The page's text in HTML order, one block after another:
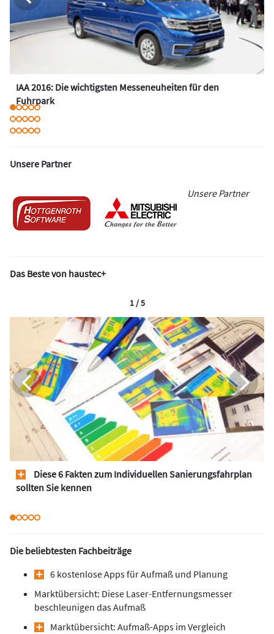
IAA 2016: Die wichtigsten Messeneuheiten für den
Fuhrpark
Unsere Partner
Unsere Partner
Das Beste von haustec+
Diese 6 Fakten zum Individuellen Sanierungsfahrplan
sollten Sie kennen
1 / 5
Die beliebtesten Fachbeiträge
6 kostenlose Apps für Aufmaß und Planung
Marktübersicht: Diese Laser-Entfernungsmesser
beschleunigen das Aufmaß
Marktübersicht: Aufmaß-Apps im Vergleich